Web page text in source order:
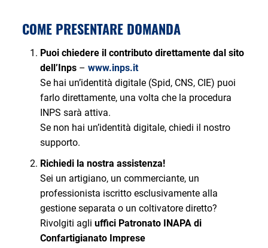
COME PRESENTARE DOMANDA
Puoi chiedere il contributo direttamente dal sito
dell’Inps– www.inps.it
Se hai un’identità digitale (Spid, CNS, CIE) puoi
farlo direttamente, una volta che la procedura
INPS sarà attiva.
Se non hai un’identità digitale, chiedi il nostro
supporto.
Richiedi la nostra assistenza!
Sei un artigiano, un commerciante, un
professionista iscritto esclusivamente alla
gestione separata o un coltivatore diretto?
Rivolgiti agli uffici Patronato INAPA di
Confartigianato Imprese